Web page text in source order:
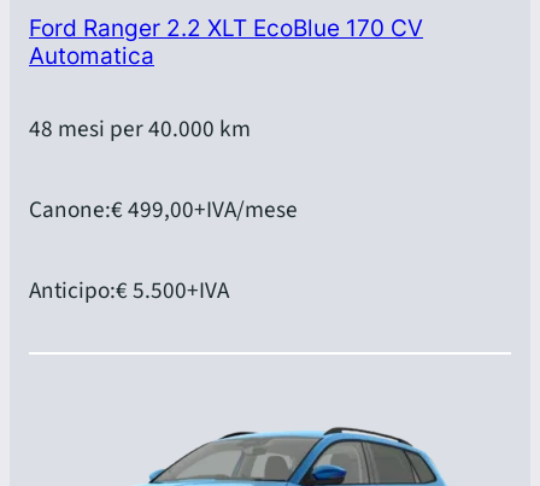
Ford Ranger 2.2 XLT EcoBlue 170 CV
Automatica
48 mesi per 40.000 km
Canone:€ 499,00+IVA/mese
Anticipo:€ 5.500+IVA